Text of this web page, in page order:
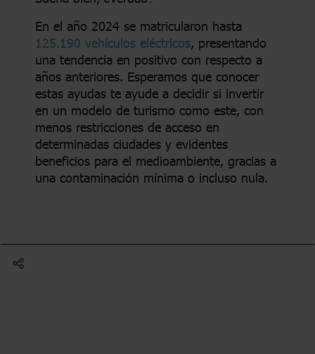
En el año 2024 se matricularon hasta
125.190 vehículos eléctricos, presentando
una tendencia en positivo con respecto a
años anteriores. Esperamos que conocer
estas ayudas te ayude a decidir si invertir
en un modelo de turismo como este, con
menos restricciones de acceso en
determinadas ciudades y evidentes
beneficios para el medioambiente, gracias a
una contaminación mínima o incluso nula.